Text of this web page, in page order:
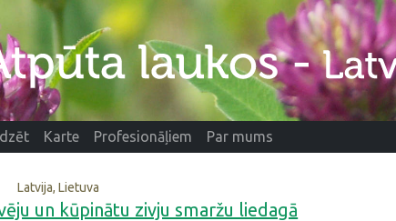
Karte Profesionāļiem Par mums
Latvija, Lietuva
un kūpinātu zivju smaržu liedagā